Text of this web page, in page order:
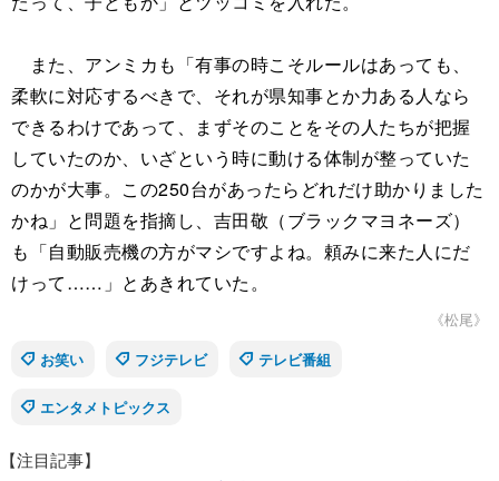
また、アンミカも「有事の時こそルールはあっても、
柔軟に対応するべきで、それが県知事とか力ある人なら
できるわけであって、まずそのことをその人たちが把握
していたのか、いざという時に動ける体制が整っていた
のかが大事。この250台があったらどれだけ助かりました
かね」と問題を指摘し、吉田敬（ブラックマヨネーズ）
も「自動販売機の方がマシですよね。頼みに来た人にだ
けって……」とあきれていた。
《松尾》
お笑い
フジテレビ テレビ番組
エンタメトピックス
【注目記事】